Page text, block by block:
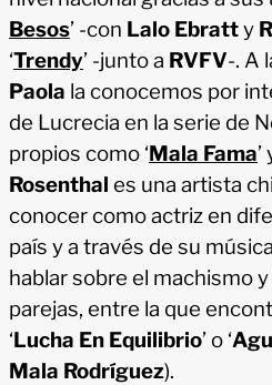
Besos’ -con Lalo Ebratty
‘Trendy’ -junto a RVFV-. A
Paola la conocemos por
de Lucrecia en la serie de
propios como ‘Mala Fama’
Rosenthal es una artista
conocer como actriz en
país y a través de su
hablar sobre el machismo
parejas, entre la que
‘Lucha En Equilibrio’ o ‘
Mala Rodríguez).